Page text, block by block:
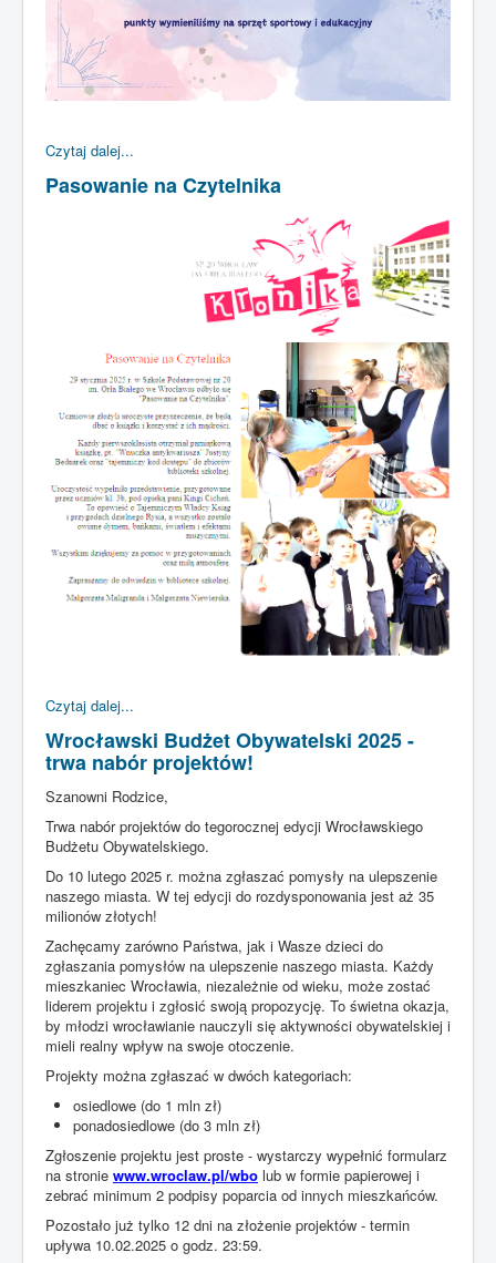
Czytaj dalej...
Pasowanie na Czytelnika
Czytaj dalej...
Wrocławski Budżet Obywatelski 2025 -
trwa nabór projektów!
Szanowni Rodzice,
Trwa nabór projektów do tegorocznej edycji Wrocławskiego
Budżetu Obywatelskiego.
Do 10 lutego 2025 r. można zgłaszać pomysły na ulepszenie
naszego miasta. W tej edycji do rozdysponowania jest aż 35
milionów złotych!
Zachęcamy zarówno Państwa, jak i Wasze dzieci do
zgłaszania pomysłów na ulepszenie naszego miasta. Każdy
mieszkaniec Wrocławia, niezależnie od wieku, może zostać
liderem projektu i zgłosić swoją propozycję. To świetna okazja,
by młodzi wrocławianie nauczyli się aktywności obywatelskiej i
mieli realny wpływ na swoje otoczenie.
Projekty można zgłaszać w dwóch kategoriach:
osiedlowe (do 1 mln zł)
ponadosiedlowe (do 3 mln zł)
Zgłoszenie projektu jest proste - wystarczy wypełnić formularz
na stronie www.wroclaw.pl/wbo lub w formie papierowej i
zebrać minimum 2 podpisy poparcia od innych mieszkańców.
Pozostało już tylko 12 dni na złożenie projektów - termin
upływa 10.02.2025 o godz. 23:59.